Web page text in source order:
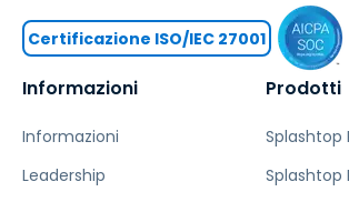
Informazioni
Informazioni
Leadership
Prodotti
Splashtop
Splashtop
Certificazione ISO/IEC 27001